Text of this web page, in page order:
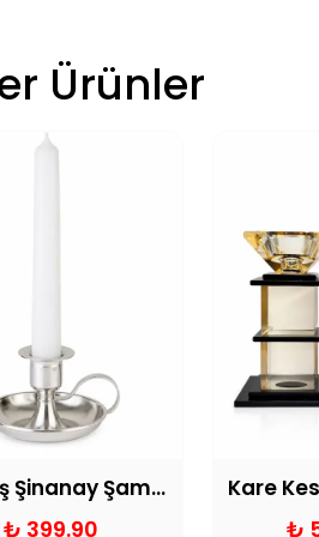
Ürünler
Gümüş Şinanay Şamdan Mumluk
₺ 399.90 ₺